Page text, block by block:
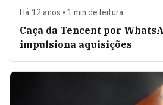
Há 12 anos • 1 min de leitura
Caça da Tencent por
impulsiona aquisições